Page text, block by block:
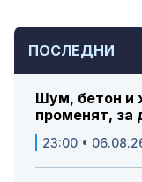
ПОСЛЕДНИ
Шум, бетон и
променят, за
23:00 •